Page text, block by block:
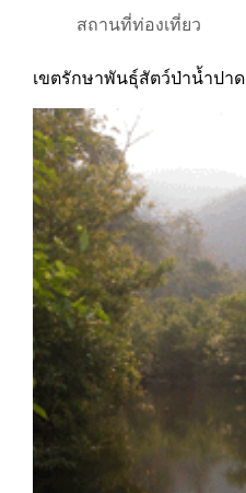
สถานที่ท่องเที่ยว
เขตรักษาพันธุ์สัตว์ป่าน้ำปาด